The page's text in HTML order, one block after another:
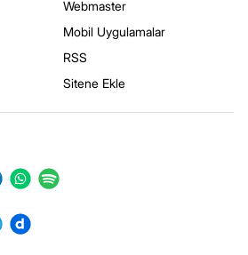
Webmaster
Mobil Uygulamalar
RSS
Sitene Ekle